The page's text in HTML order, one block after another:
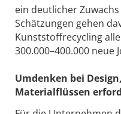
ein deutlicher
Schätzungen gehen
Kunststoffrecycling
300.000–400.000 neue
Umdenken bei
Materialflüssen